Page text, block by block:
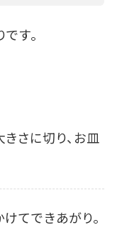
す。
さに切り、お皿
けてできあがり。